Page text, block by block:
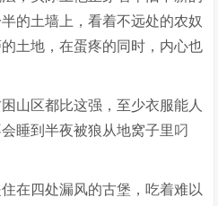
的土墙上，看着不远处的农奴
土地，在蛋疼的同时，内心也
山区都比这强，至少衣服能人
睡到半夜被狼从地窝子里叼
在四处漏风的古堡，吃着难以